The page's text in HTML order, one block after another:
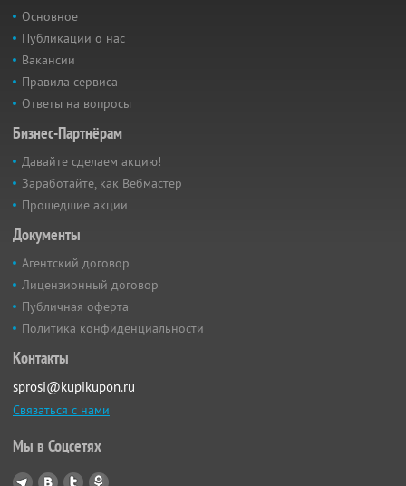
Основное
Публикации о нас
Вакансии
Правила сервиса
Ответы на вопросы
Бизнес-Партнёрам
Давайте сделаем акцию!
Заработайте, как Вебмастер
Прошедшие акции
Документы
Агентский договор
Лицензионный договор
Публичная оферта
Политика конфиденциальности
Контакты
sprosi@kupikupon.ru
Связаться с нами
Мы в Соцсетях